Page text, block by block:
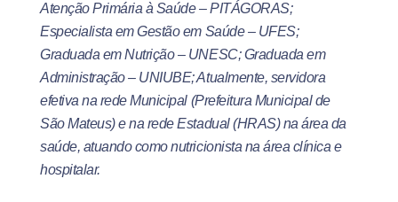
Atenção Primária à Saúde – PITÁGORAS;
Especialista em Gestão em Saúde – UFES;
Graduada em Nutrição – UNESC; Graduada em
Administração – UNIUBE; Atualmente, servidora
efetiva na rede Municipal (Prefeitura Municipal de
São Mateus) e na rede Estadual (HRAS) na área da
saúde, atuando como nutricionista na área clínica e
hospitalar.